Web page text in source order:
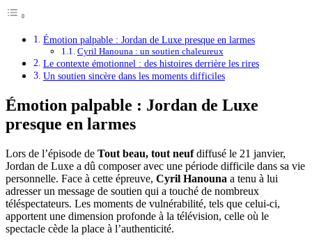
Émotion palpable : Jordan de Luxe presque en larmes
Cyril Hanouna : un soutien chaleureux
Le contexte émotionnel : des histoires derrière les rires
Un soutien sincère dans les moments difficiles
Émotion palpable : Jordan de Luxe
presque en larmes
Lors de l’épisode de Tout beau, tout neufdiffusé le 21 janvier,
Jordan de Luxe a dû composer avec une période difficile dans sa vie
personnelle. Face à cette épreuve, Cyril Hanouna a tenu à lui
adresser un message de soutien qui a touché de nombreux
téléspectateurs. Les moments de vulnérabilité, tels que celui-ci,
apportent une dimension profonde à la télévision, celle où le
spectacle cède la place à l’authenticité.